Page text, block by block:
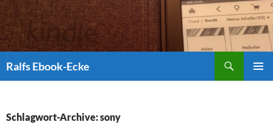
Ralfs Ebook-Ecke
Schlagwort-Archive: sony